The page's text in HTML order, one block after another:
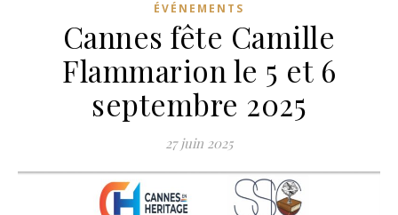
ÉVÉNEMENTS
Cannes fête Camille
Flammarion le 5 et 6
septembre 2025
27 juin 2025